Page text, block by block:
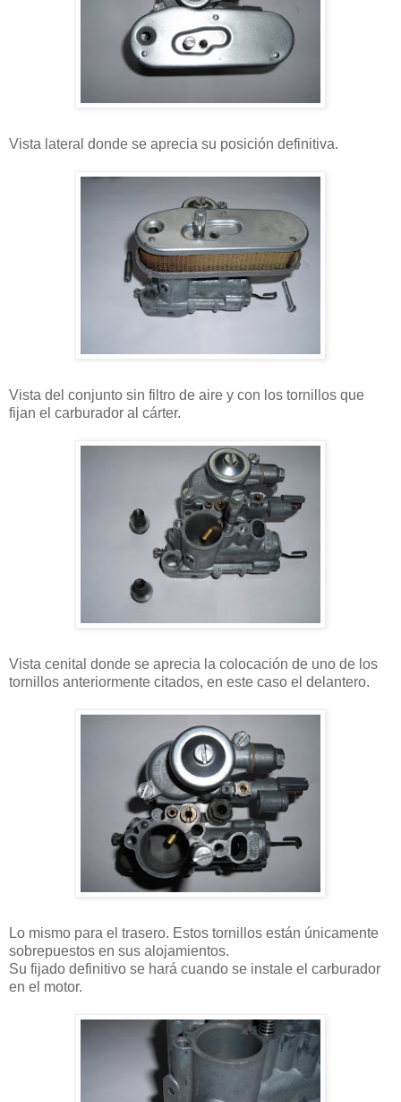
Vista lateral donde se aprecia su posición definitiva.
Vista del conjunto sin filtro de aire y con los tornillos que
fijan el carburador al cárter.
Vista cenital donde se aprecia la colocación de uno de los
tornillos anteriormente citados, en este caso el delantero.
Lo mismo para el trasero. Estos tornillos están únicamente
sobrepuestos en sus alojamientos.
Su fijado definitivo se hará cuando se instale el carburador
en el motor.